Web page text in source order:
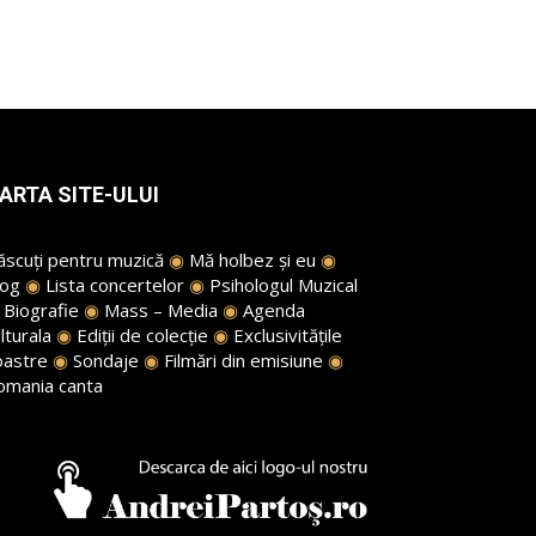
SITE-ULUI
pentru muzică ◉ Mă holbez și eu ◉
◉ Lista concertelor ◉ Psihologul Muzical
Biografie ◉ Mass – Media ◉ Agenda
◉ Ediții de colecție ◉ Exclusivitățile
◉ Sondaje ◉ Filmări din emisiune ◉
canta